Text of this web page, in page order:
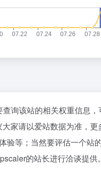
询该站的相关权重信息，
家请以爱站数据为准，
验等；当然要评估一个站
的站长进行洽谈提供